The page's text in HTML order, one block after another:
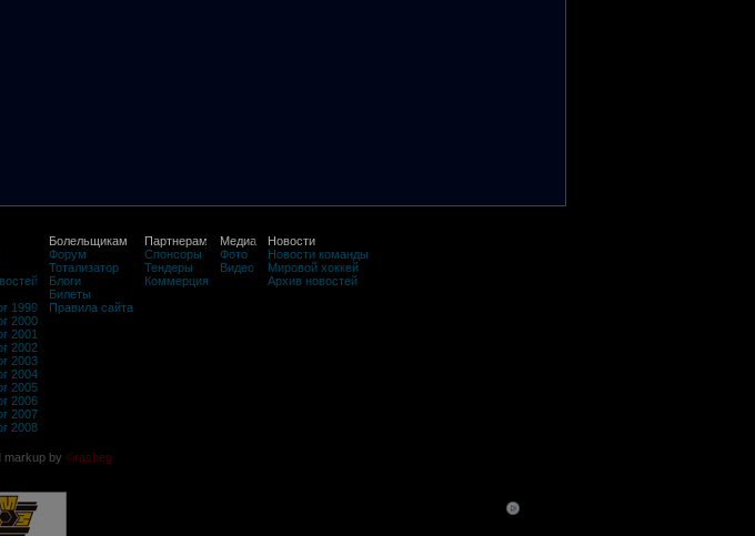
1999
2000
2001
2002
2003
2004
2005
2006
2007
2008
Болельщикам
Форум
Тотализатор
Блоги
Билеты
Правила сайта
Партнерам
Спонсоры
Тендеры
Коммерция
Медиа
Фото
Видео
Новости
Новости команды
Мировой хоккей
Архив новостей
markup by ©rasheg